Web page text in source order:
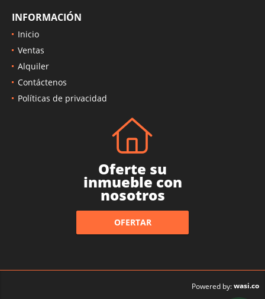
INFORMACIÓN
Inicio
Ventas
Alquiler
Contáctenos
Políticas de privacidad
Oferte su
inmueble con
nosotros
OFERTAR
Powered by:wasi.co